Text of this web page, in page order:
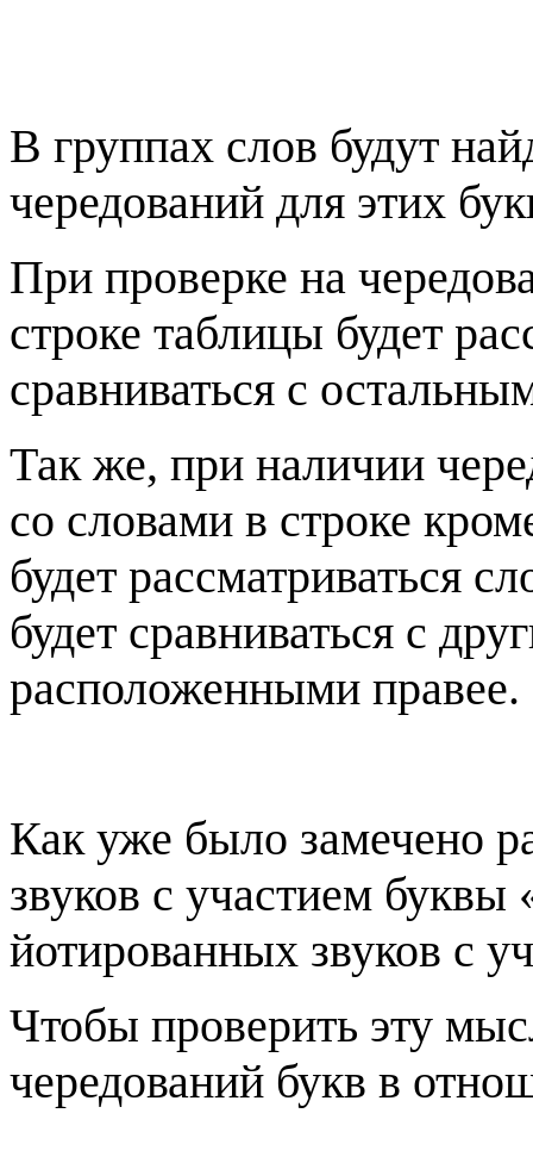
В группах слов будут
чередований для этих
При проверке на
строке таблицы будет
сравниваться с
Так же, при наличии
со словами в строке
будет рассматриваться
будет сравниваться с
расположенными правее.
Как уже было замечено
звуков с участием буквы
йотированных звуков с
Чтобы проверить эту
чередований букв в